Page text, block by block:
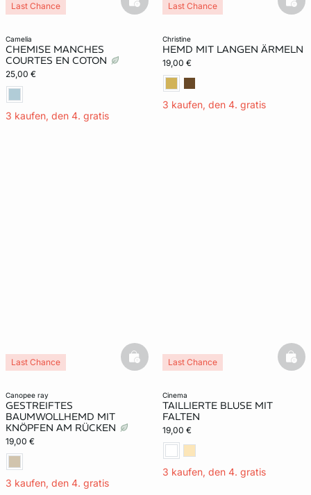
camelia
CHEMISE MANCHES
COURTES EN COTON
25,00 €
3 kaufen, den 4. gratis
Last Chance basketfull
christine
HEMD MIT LANGEN ÄRMELN
19,00 €
3 kaufen, den 4. gratis
Last Chance
canopee ray
GESTREIFTES
BAUMWOLLHEMD MIT
KNÖPFEN AM RÜCKEN
19,00 €
3 kaufen, den 4. gratis
Last Chance basketfull
cinema
TAILLIERTE BLUSE MIT
FALTEN
19,00 €
3 kaufen, den 4. gratis
Last Chance